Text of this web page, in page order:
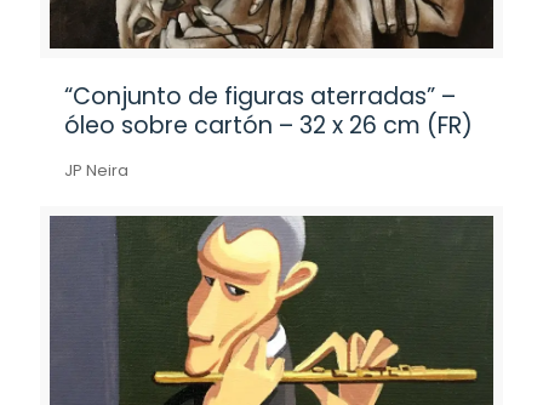
“Conjunto de figuras aterradas” –
óleo sobre cartón – 32 x 26 cm (FR)
JP Neira